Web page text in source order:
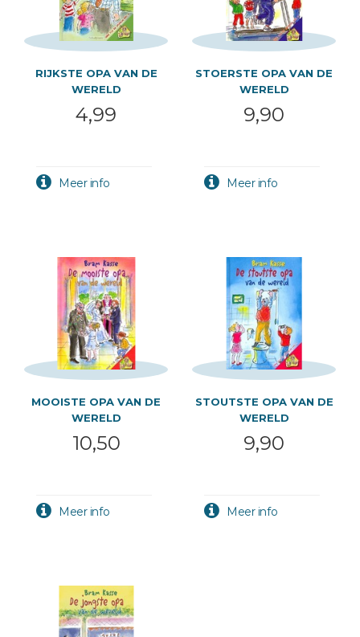
RIJKSTE OPA VAN DE
WERELD
4,99
STOERSTE OPA VAN DE
WERELD
9,90
MOOISTE OPA VAN DE
WERELD
10,50
STOUTSTE OPA VAN DE
WERELD
9,90